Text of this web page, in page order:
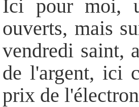
Ici pour moi,
ouverts, mais
vendredi saint,
de l'argent, ici
prix de